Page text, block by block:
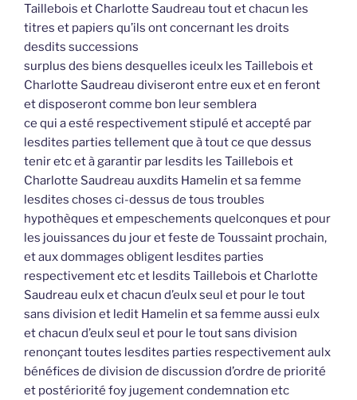
Taillebois et Charlotte Saudreau tout et chacun les
titres et papiers qu’ils ont concernant les droits
desdits successions
surplus des biens desquelles iceulx les Taillebois et
Charlotte Saudreau diviseront entre eux et en feront
et disposeront comme bon leur semblera
ce qui a esté respectivement stipulé et accepté par
lesdites parties tellement que à tout ce que dessus
tenir etc et à garantir par lesdits les Taillebois et
Charlotte Saudreau auxdits Hamelin et sa femme
lesdites choses ci-dessus de tous troubles
hypothèques et empeschements quelconques et pour
les jouissances du jour et feste de Toussaint prochain,
et aux dommages obligent lesdites parties
respectivement etc et lesdits Taillebois et Charlotte
Saudreau eulx et chacun d’eulx seul et pour le tout
sans division et ledit Hamelin et sa femme aussi eulx
et chacun d’eulx seul et pour le tout sans division
renonçant toutes lesdites parties respectivement aulx
bénéfices de division de discussion d’ordre de priorité
et postériorité foy jugement condemnation etc